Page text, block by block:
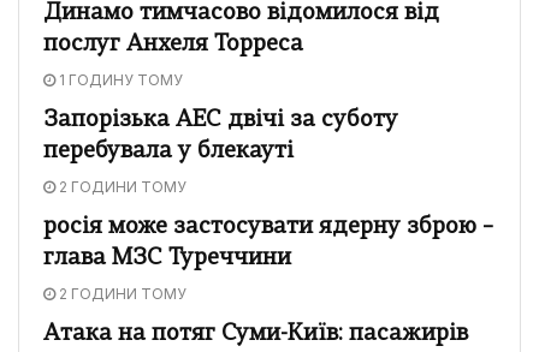
Динамо тимчасово відомилося від
послуг Анхеля Торреса
1 ГОДИНУ ТОМУ
Запорізька АЕС двічі за суботу
перебувала у блекауті
2 ГОДИНИ ТОМУ
росія може застосувати ядерну зброю –
глава МЗС Туреччини
2 ГОДИНИ ТОМУ
Атака на потяг Суми-Київ: пасажирів